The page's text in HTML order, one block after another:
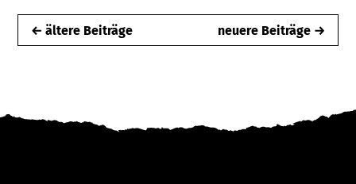
← ältere Beiträge neuere Beiträge →